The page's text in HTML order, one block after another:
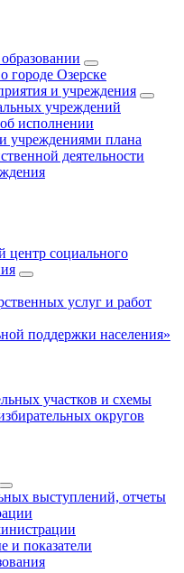
городе Озерске
и учреждения
учреждений
исполнении
учреждениями плана
деятельности
центр социального
услуг и работ
поддержки населения»
участков и схемы
округов
выступлений, отчеты
и показатели